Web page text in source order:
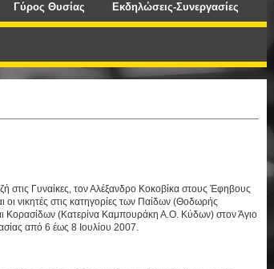
Γύρος Θυσίας Εκδηλώσεις-Συνεργασίες
Γυναίκες, τον Αλέξανδρο Κοκοβίκα στους Έφηβους
νικητές στις κατηγορίες των Παίδων (Θοδωρής
Κορασίδων (Κατερίνα Καμπουράκη Α.Ο. Κύδων) στον Άγιο
από 6 έως 8 Ιουλίου 2007.